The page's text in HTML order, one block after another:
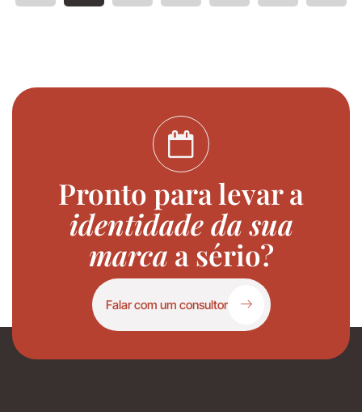
Pronto para levar a
identidade da sua
marca a sério?
Falar com um consultor